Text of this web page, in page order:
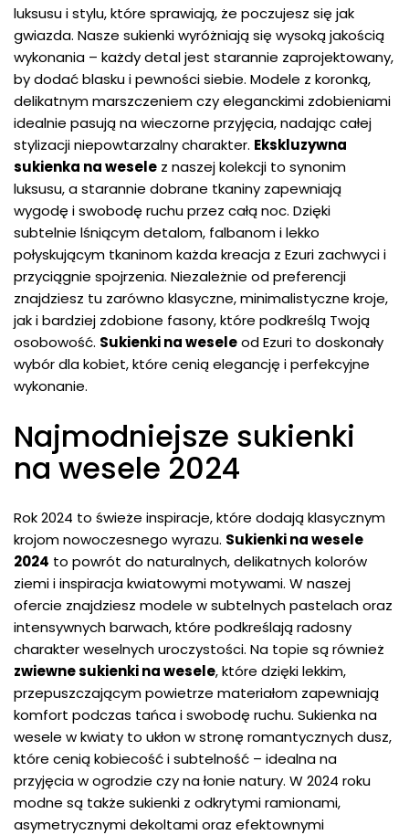
luksusu i stylu, które sprawiają, że poczujesz się jak
gwiazda. Nasze sukienki wyróżniają się wysoką jakością
wykonania – każdy detal jest starannie zaprojektowany,
by dodać blasku i pewności siebie. Modele z koronką,
delikatnym marszczeniem czy eleganckimi zdobieniami
idealnie pasują na wieczorne przyjęcia, nadając całej
stylizacji niepowtarzalny charakter. Ekskluzywna
sukienka na wesele z naszej kolekcji to synonim
luksusu, a starannie dobrane tkaniny zapewniają
wygodę i swobodę ruchu przez całą noc. Dzięki
subtelnie lśniącym detalom, falbanom i lekko
połyskującym tkaninom każda kreacja z Ezuri zachwyci i
przyciągnie spojrzenia. Niezależnie od preferencji
znajdziesz tu zarówno klasyczne, minimalistyczne kroje,
jak i bardziej zdobione fasony, które podkreślą Twoją
osobowość. Sukienki na weseleod Ezuri to doskonały
wybór dla kobiet, które cenią elegancję i perfekcyjne
wykonanie.
Najmodniejsze sukienki
na wesele 2024
Rok 2024 to świeże inspiracje, które dodają klasycznym
krojom nowoczesnego wyrazu. Sukienki na wesele
2024 to powrót do naturalnych, delikatnych kolorów
ziemi i inspiracja kwiatowymi motywami. W naszej
ofercie znajdziesz modele w subtelnych pastelach oraz
intensywnych barwach, które podkreślają radosny
charakter weselnych uroczystości. Na topie są również
zwiewne sukienki na wesele, które dzięki lekkim,
przepuszczającym powietrze materiałom zapewniają
komfort podczas tańca i swobodę ruchu. Sukienka na
wesele w kwiaty to ukłon w stronę romantycznych dusz,
które cenią kobiecość i subtelność – idealna na
przyjęcia w ogrodzie czy na łonie natury. W 2024 roku
modne są także sukienki z odkrytymi ramionami,
asymetrycznymi dekoltami oraz efektownymi